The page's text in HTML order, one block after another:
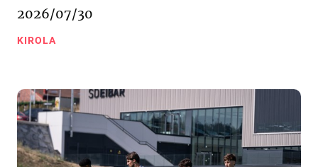
2026/07/30
KIROLA